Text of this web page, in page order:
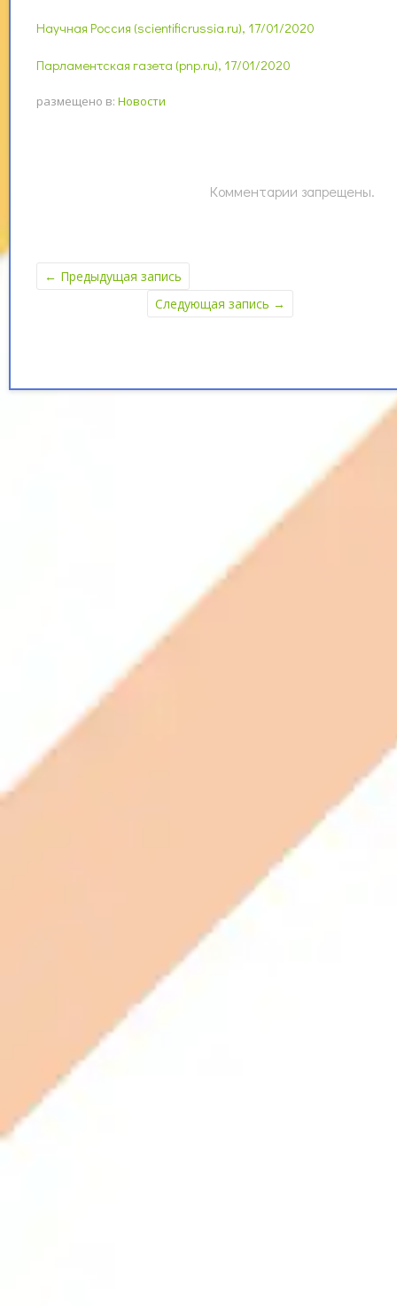
Научная Россия (scientificrussia.ru), 17/01/2020
Парламентская газета (pnp.ru), 17/01/2020
размещено в: Новости
Комментарии запрещены.
← Предыдущая запись
Следующая запись →